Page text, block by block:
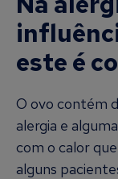
este é
O ovo contém
alergia e
com o calor
alguns